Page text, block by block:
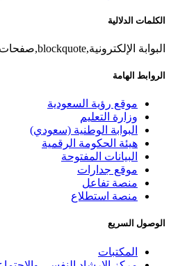
الكلمات الدلالية
البوابة الإلكترونية,blockquote,صفحات المواقع
الروابط الهامة
موقع رؤية السعودية
وزارة التعليم
البوابة الوطنية (سعودي)
هيئة الحكومة الرقمية
البيانات المفتوحة
موقع جدارات
منصة تفاعل
منصة استطلاع
الوصول السريع
المكتبات